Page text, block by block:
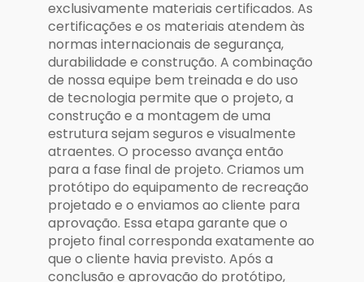
exclusivamente materiais certificados. As
certificações e os materiais atendem às
normas internacionais de segurança,
durabilidade e construção. A combinação
de nossa equipe bem treinada e do uso
de tecnologia permite que o projeto, a
construção e a montagem de uma
estrutura sejam seguros e visualmente
atraentes. O processo avança então
para a fase final de projeto. Criamos um
protótipo do equipamento de recreação
projetado e o enviamos ao cliente para
aprovação. Essa etapa garante que o
projeto final corresponda exatamente ao
que o cliente havia previsto. Após a
conclusão e aprovação do protótipo,